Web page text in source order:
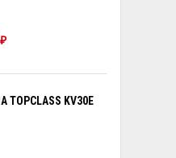
₽
KV30E